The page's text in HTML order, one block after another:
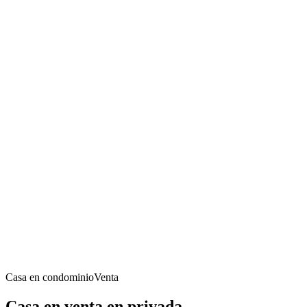
Casa en condominioVenta